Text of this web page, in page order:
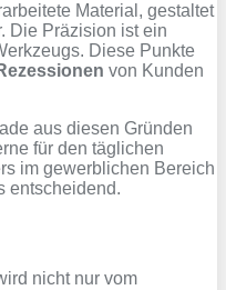
Material, gestaltet
Die Präzision ist ein
Diese Punkte
von Kunden
aus diesen Gründen
für den täglichen
im gewerblichen Bereich
entscheidend.
nicht nur vom